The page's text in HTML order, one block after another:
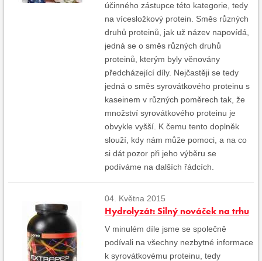
účinného zástupce této kategorie, tedy
na vícesložkový protein. Směs různých
druhů proteinů, jak už název napovídá,
jedná se o směs různých druhů
proteinů, kterým byly věnovány
předcházející díly. Nejčastěji se tedy
jedná o směs syrovátkového proteinu s
kaseinem v různých poměrech tak, že
množství syrovátkového proteinu je
obvykle vyšší. K čemu tento doplněk
slouží, kdy nám může pomoci, a na co
si dát pozor při jeho výběru se
podíváme na dalších řádcích.
04. Května 2015
Hydrolyzát: Silný nováček na trhu
V minulém díle jsme se společně
podívali na všechny nezbytné informace
k syrovátkovému proteinu, tedy